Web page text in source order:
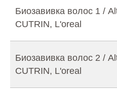
Биозавивка волос 1 /
CUTRIN, L'oreal
Биозавивка волос 2 /
CUTRIN, L'oreal